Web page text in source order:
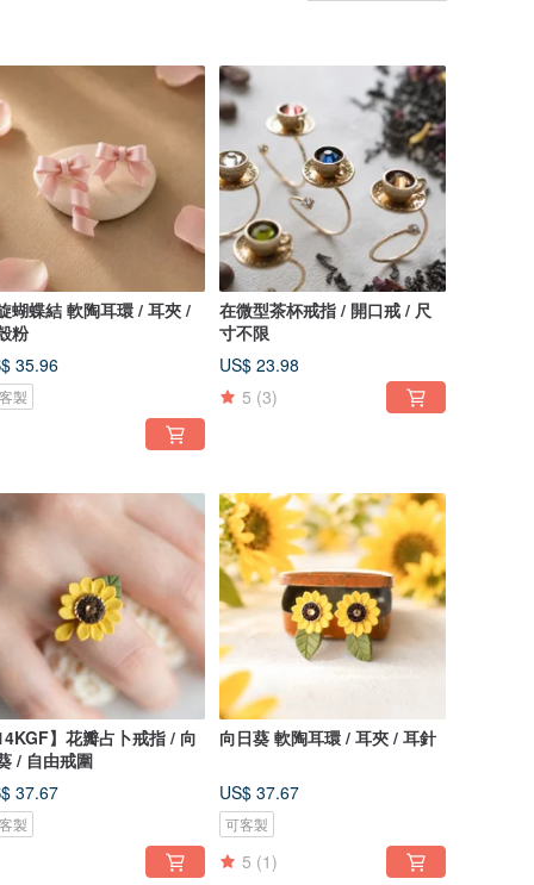
蝴蝶結 軟陶耳環 / 耳夾 /
粉
35.96
製
在微型茶杯戒指 / 開口戒 / 尺
寸不限
US$ 23.98
5 (3)
14KGF】花瓣占卜戒指 / 向
/ 自由戒圍
37.67
製
向日葵 軟陶耳環 / 耳夾 / 耳針
US$ 37.67
可客製
5 (1)